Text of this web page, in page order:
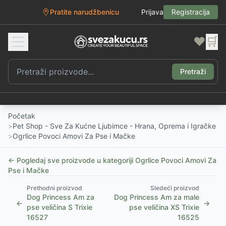
Pratite narudžbenicu Prijava Registracija
❤️ 🛒
Pretraži
Početak
>Pet Shop - Sve Za Kućne Ljubimce - Hrana, Oprema i Igračke
>Ogrlice Povoci Amovi Za Pse i Mačke
← Pogledaj sve proizvode u kategoriji Ogrlice Povoci Amovi Za
Pse i Mačke
←
Prethodni proizvod
Dog Princess Am za
pse veličina S Trixie
16527
Sledeći proizvod
Dog Princess Am za male
pse veličina XS Trixie
16525
→